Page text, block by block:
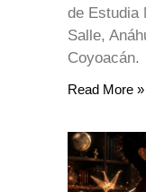
de Estudia
Salle,
Coyoacán.
Read More »